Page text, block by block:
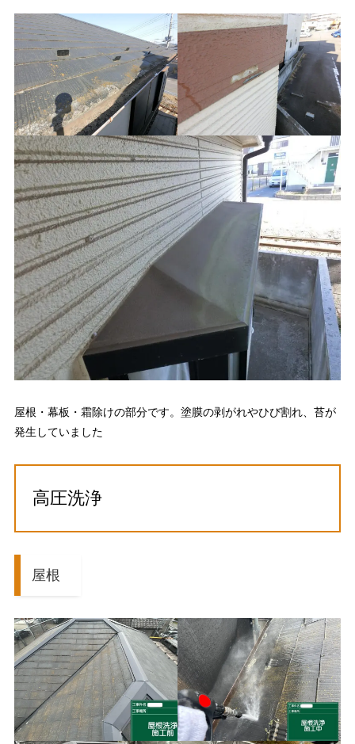
屋根・幕板・霜除けの部分です。塗膜の剥がれやひび割れ、苔が
発生していました
高圧洗浄
屋根